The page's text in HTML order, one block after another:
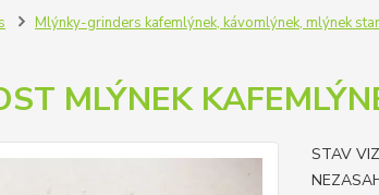
Mlýnky-grinders kafemlýnek, kávomlýnek, mlýnek
MLÝNEK
STAV